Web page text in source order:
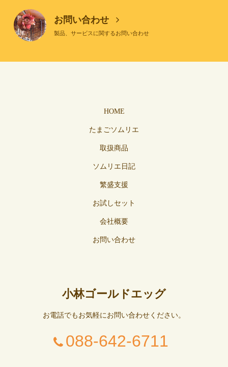
お問い合わせ
製品、サービスに関するお問い合わせ
HOME
たまごソムリエ
取扱商品
ソムリエ日記
繁盛支援
お試しセット
会社概要
お問い合わせ
小林ゴールドエッグ
お電話でもお気軽にお問い合わせください。
088-642-6711